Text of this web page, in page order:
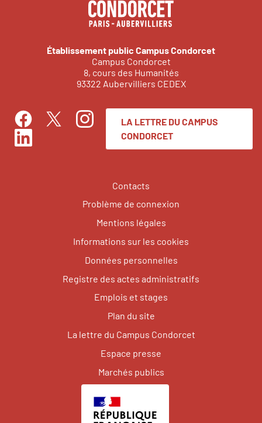
Établissement public Campus Condorcet
Campus Condorcet
8, cours des Humanités
93322 Aubervilliers CEDEX
FacebookTwitterInstagram
LinkedIn
LA LETTRE DU CAMPUS
CONDORCET
Contacts
Problème de connexion
Mentions légales
Informations sur les cookies
Données personnelles
Registre des actes administratifs
Emplois et stages
Plan du site
La lettre du Campus Condorcet
Espace presse
Marchés publics